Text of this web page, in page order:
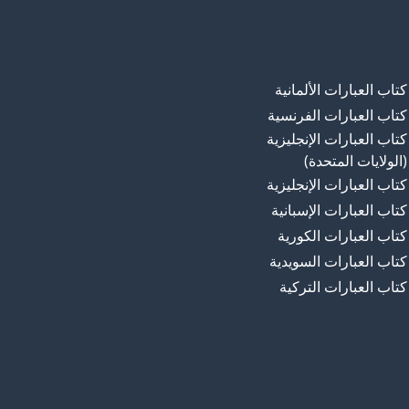
كتاب العبارات الألمانية
كتاب العبارات الفرنسية
كتاب العبارات الإنجليزية
(الولايات المتحدة)
كتاب العبارات الإنجليزية
كتاب العبارات الإسبانية
كتاب العبارات الكورية
كتاب العبارات السويدية
كتاب العبارات التركية